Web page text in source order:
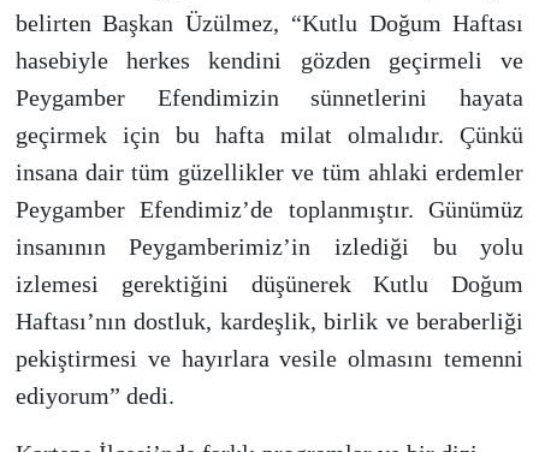
belirten Başkan Üzülmez, “Kutlu Doğum Haftası
hasebiyle herkes kendini gözden geçirmeli ve
Peygamber Efendimizin sünnetlerini hayata
geçirmek için bu hafta milat olmalıdır. Çünkü
insana dair tüm güzellikler ve tüm ahlaki erdemler
Peygamber Efendimiz’de toplanmıştır. Günümüz
insanının Peygamberimiz’in izlediği bu yolu
izlemesi gerektiğini düşünerek Kutlu Doğum
Haftası’nın dostluk, kardeşlik, birlik ve beraberliği
pekiştirmesi ve hayırlara vesile olmasını temenni
ediyorum” dedi.